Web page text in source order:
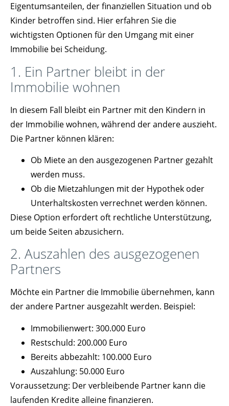
Eigentumsanteilen, der finanziellen Situation und ob
Kinder betroffen sind. Hier erfahren Sie die
wichtigsten Optionen für den Umgang mit einer
Immobilie bei Scheidung.
1. Ein Partner bleibt in der
Immobilie wohnen
In diesem Fall bleibt ein Partner mit den Kindern in
der Immobilie wohnen, während der andere auszieht.
Die Partner können klären:
Ob Miete an den ausgezogenen Partner gezahlt
werden muss.
Ob die Mietzahlungen mit der Hypothek oder
Unterhaltskosten verrechnet werden können.
Diese Option erfordert oft rechtliche Unterstützung,
um beide Seiten abzusichern.
2. Auszahlen des ausgezogenen
Partners
Möchte ein Partner die Immobilie übernehmen, kann
der andere Partner ausgezahlt werden. Beispiel:
Immobilienwert: 300.000 Euro
Restschuld: 200.000 Euro
Bereits abbezahlt: 100.000 Euro
Auszahlung: 50.000 Euro
Voraussetzung: Der verbleibende Partner kann die
laufenden Kredite alleine finanzieren.